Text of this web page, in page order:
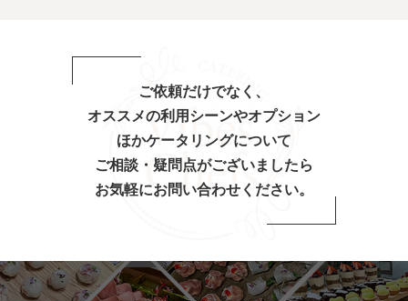
ご依頼だけでなく、
オススメの利用シーンやオプション
ほかケータリングについて
ご相談・疑問点がございましたら
お気軽にお問い合わせください。